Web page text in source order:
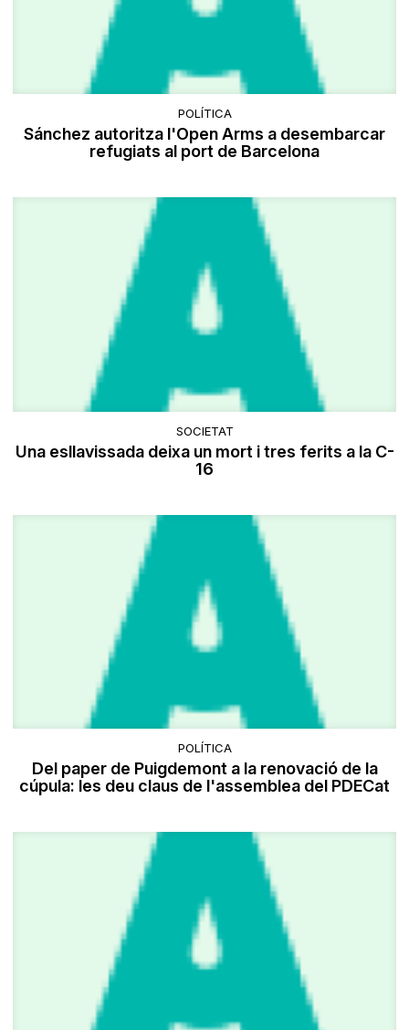
POLÍTICA
Sánchez autoritza l'Open Arms a desembarcar
refugiats al port de Barcelona
SOCIETAT
Una esllavissada deixa un mort i tres ferits a la C-
16
POLÍTICA
Del paper de Puigdemont a la renovació de la
cúpula: les deu claus de l'assemblea del PDECat